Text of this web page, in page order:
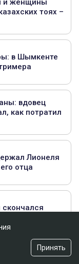
Принять